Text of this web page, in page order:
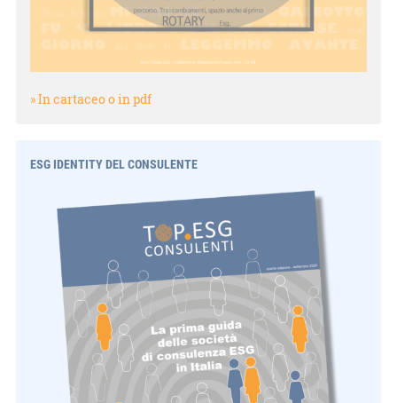
» In cartaceo o in pdf
ESG IDENTITY DEL CONSULENTE